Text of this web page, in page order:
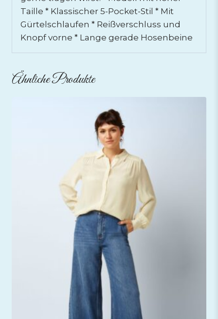
Taille * Klassischer 5-Pocket-Stil * Mit
Gürtelschlaufen * Reißverschluss und
Knopf vorne * Lange gerade Hosenbeine
Ähnliche Produkte